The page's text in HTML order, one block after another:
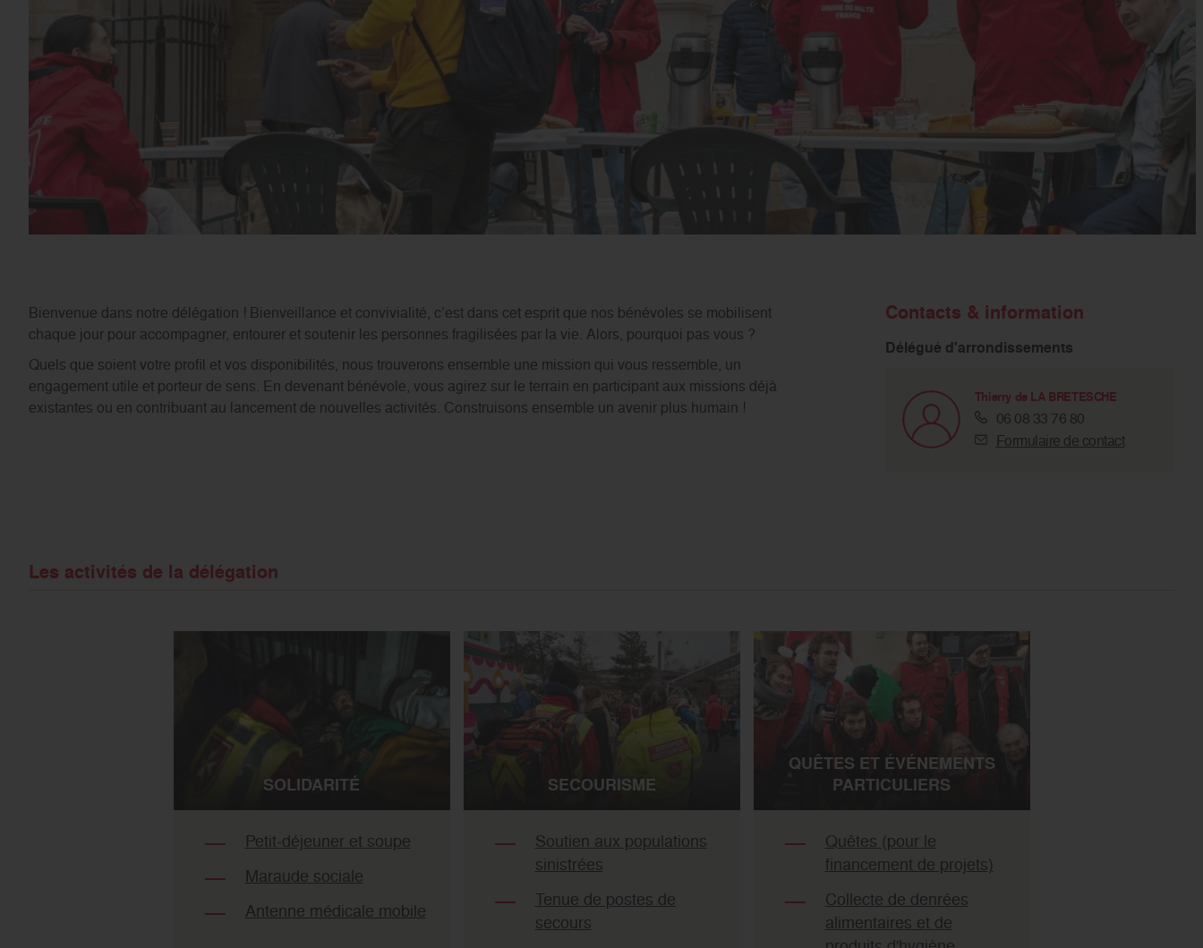
Bienvenue dans notre délégation ! Bienveillance et convivialité, c’est dans cet esprit que nos bénévoles se mobilisent
chaque jour pour accompagner, entourer et soutenir les personnes fragilisées par la vie. Alors, pourquoi pas vous ?
Quels que soient votre profil et vos disponibilités, nous trouverons ensemble une mission qui vous ressemble, un
engagement utile et porteur de sens. En devenant bénévole, vous agirez sur le terrain en participant aux missions déjà
existantes ou en contribuant au lancement de nouvelles activités. Construisons ensemble un avenir plus humain !
Contacts & information
Délégué d'arrondissements
Thierry de LA BRETESCHE
06 08 33 76 80
Formulaire de contact
Les activités de la délégation
SOLIDARITÉ
Petit-déjeuner et soupe
Maraude sociale
Antenne médicale mobile
SECOURISME
Soutien aux populations
sinistrées
Tenue de postes de
secours
QUÊTES ET ÉVÉNEMENTS
PARTICULIERS
Quêtes (pour le
financement de projets)
Collecte de denrées
alimentaires et de